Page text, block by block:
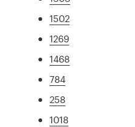
1502
1269
1468
784
258
1018